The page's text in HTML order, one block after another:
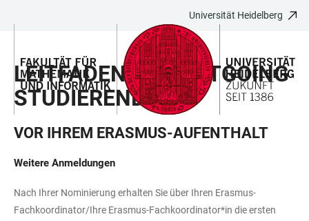
ZUR
BARRIEREFREIHEIT
Universität Heidelberg
LEITFADEN FÜR OUTGOING
STUDIERENDE
VOR IHREM ERASMUS-AUFENTHALT
Weitere Anmeldungen
Nach Ihrer Nominierung erhalten Sie über Ihren Erasmus-
Fachkoordinator/Ihre Erasmus-Fachkoordinator*in die ersten